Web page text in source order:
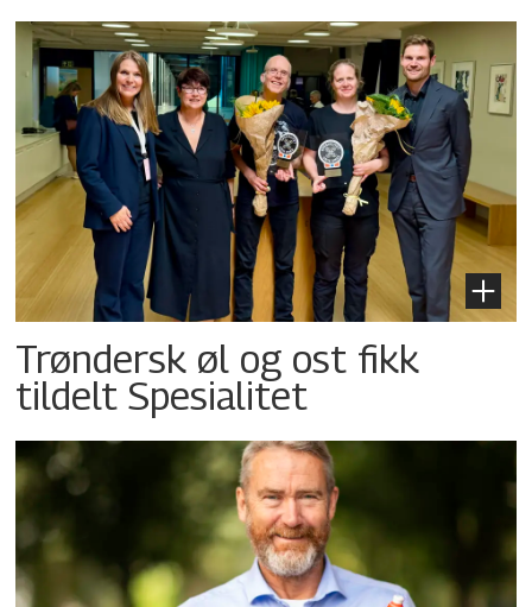
Trøndersk øl og ost fikk
tildelt Spesialitet